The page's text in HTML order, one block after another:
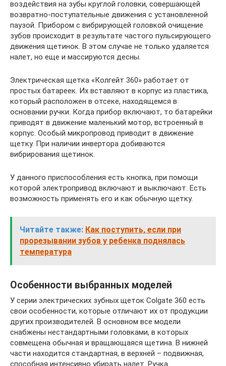
воздействия на зубы круглой головки, совершающей
возвратно-поступательные движения с установленной
паузой. Прибором с вибрирующей головкой очищение
зубов происходит в результате частого пульсирующего
движения щетинок. В этом случае не только удаляется
налет, но еще и массируются десны.
Электрическая щетка «Колгейт 360» работает от
простых батареек. Их вставляют в корпус из пластика,
который расположен в отсеке, находящемся в
основании ручки. Когда прибор включают, то батарейки
приводят в движение маленький мотор, встроенный в
корпус. Особый микропровод приводит в движение
щетку. При наличии инвертора добиваются
вибрирования щетинок.
У данного приспособления есть кнопка, при помощи
которой электропривод включают и выключают. Есть
возможность применять его и как обычную щетку.
Читайте также: Как поступить, если при
прорезывании зубов у ребенка поднялась
температура
Особенности выбранных моделей
У серии электрических зубных щеток Colgate 360 есть
свои особенности, которые отличают их от продукции
других производителей. В основном все модели
снабжены нестандартными головками, в которых
совмещена обычная и вращающаяся щетина. В нижней
части находится стандартная, в верхней – подвижная,
способная интенсивно убирать налет. Ручка